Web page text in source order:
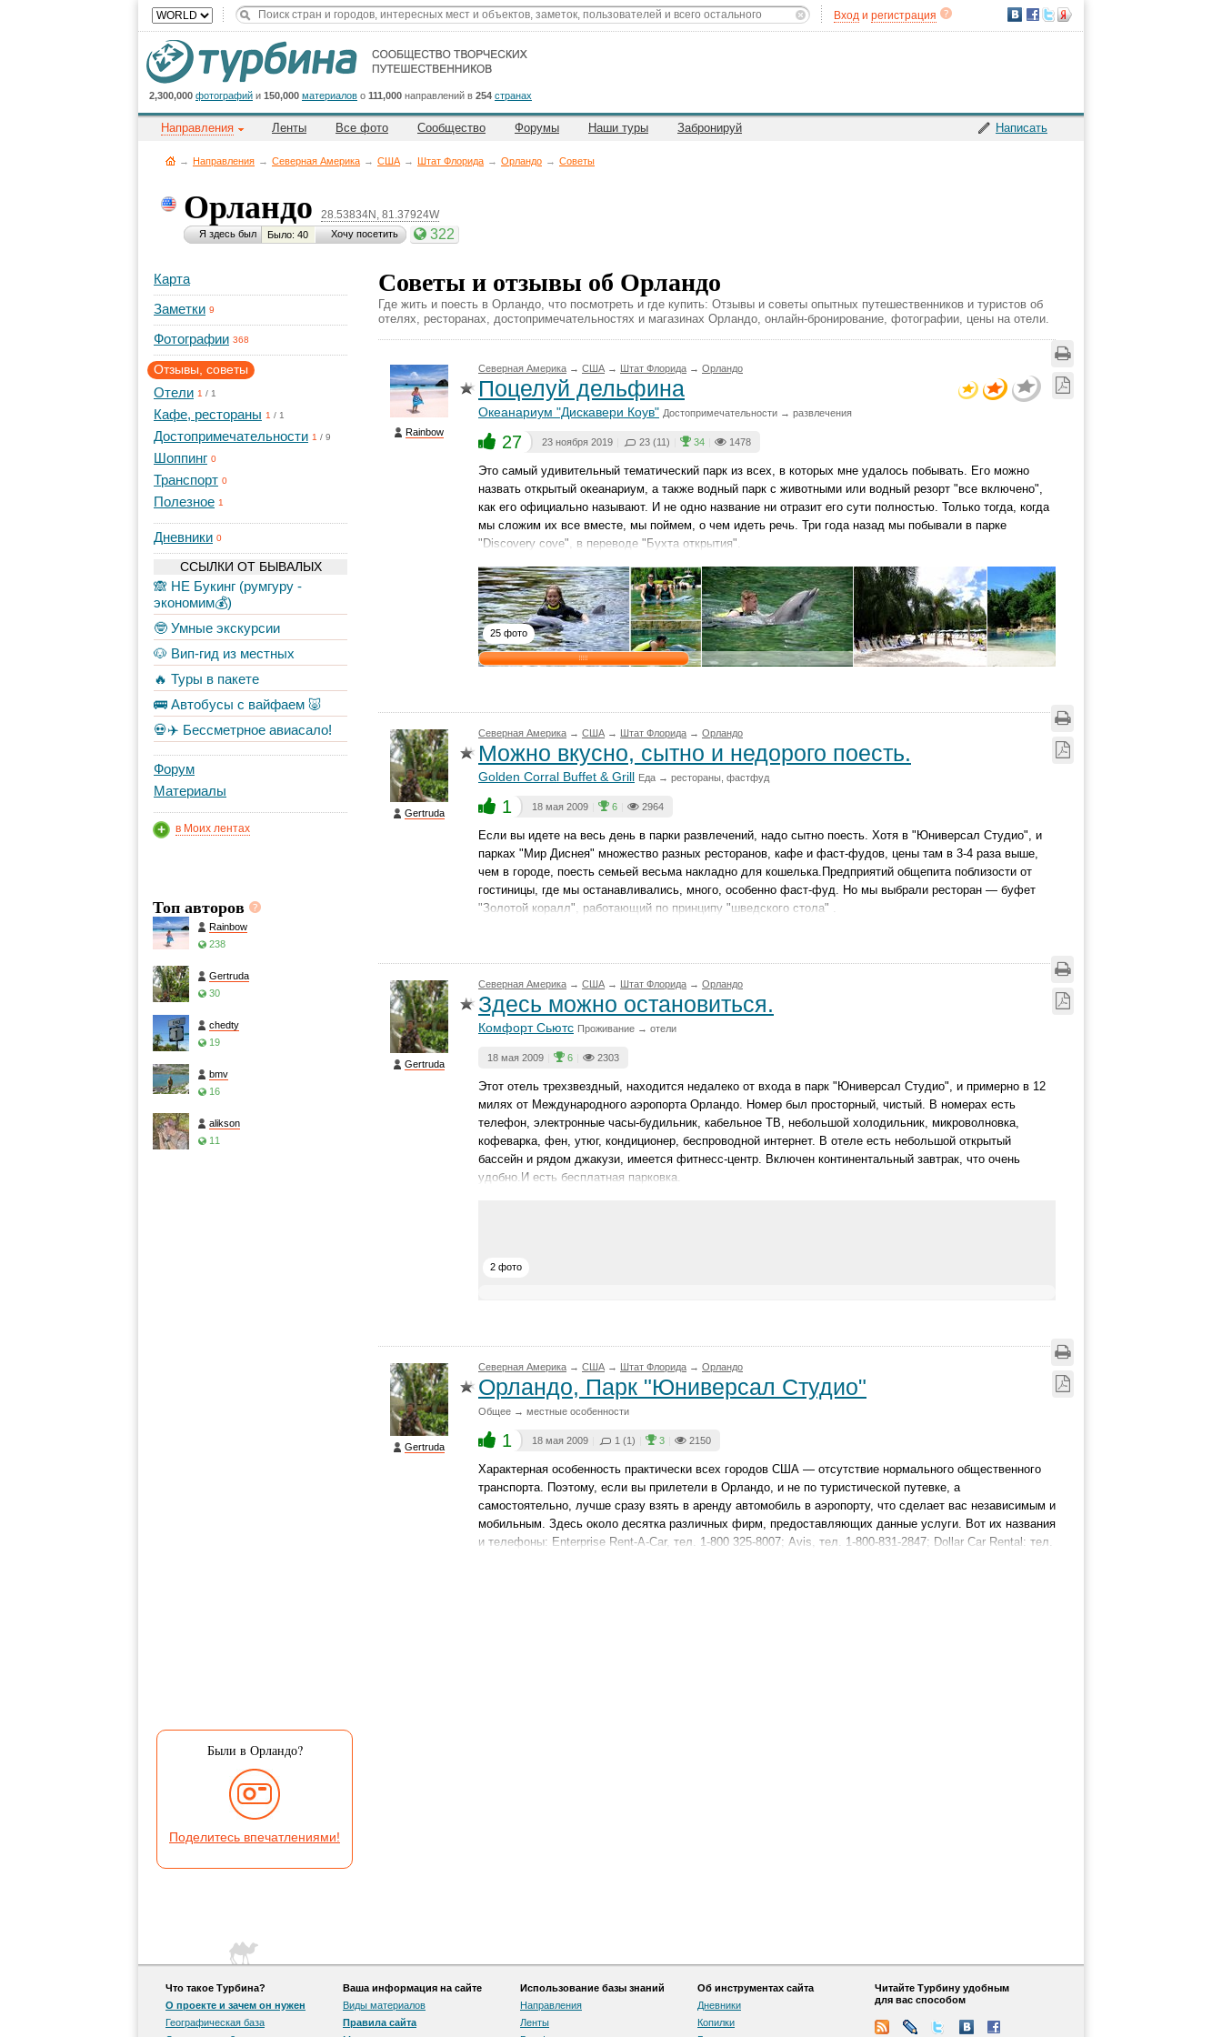
Вход и регистрация
2,300,000 фотографий и 150,000 материалов о 111,000 направлений в 254 странах
Написать
Направления Ленты Все фото Сообщество Форумы Наши туры Забронируй
→ Направления → Северная Америка → CША → Штат Флорида → Орландо → Советы
Орландо 28.53834N, 81.37924W
Я здесь был Было: 40 Хочу посетить 322
Карта
Заметки 9
Фотографии 368
Отзывы, советы
Отели 1 / 1
Кафе, рестораны 1 / 1
Достопримечательности 1 / 9
Шоппинг 0
Транспорт 0
Полезное 1
Дневники 0
ССЫЛКИ ОТ БЫВАЛЫХ
🙈 НЕ Букинг (румгуру -
экономим💰)
🤓 Умные экскурсии
🐶 Вип-гид из местных
🔥 Туры в пакете
🚌 Автобусы с вайфаем 🐷
💀✈️ Бессметрное авиасало!
Форум
Материалы
в Моих лентах
Топ авторов
Rainbow
238
Gertruda
30
chedty
19
bmv
16
alikson
11
Были в Орландо?
Поделитесь впечатлениями!
Советы и отзывы об Орландо
Где жить и поесть в Орландо, что посмотреть и где купить: Отзывы и советы опытных путешественников и туристов об
отелях, ресторанах, достопримечательностях и магазинах Орландо, онлайн-бронирование, фотографии, цены на отели.
Rainbow
Северная Америка → CША → Штат Флорида → Орландо
Поцелуй дельфина
Океанариум "Дискавери Коув" Достопримечательности → развлечения
27 23 ноября 2019 23 (11) 34 1478
Это самый удивительный тематический парк из всех, в которых мне удалось побывать. Его можно
назвать открытый океанариум, а также водный парк с животными или водный резорт "все включено",
как его официально называют. И не одно название ни отразит его сути полностью. Только тогда, когда
мы сложим их все вместе, мы поймем, о чем идеть речь. Три года назад мы побывали в парке
"Discovery cove", в переводе "Бухта открытия".
25 фото
Gertruda
Северная Америка → CША → Штат Флорида → Орландо
Можно вкусно, сытно и недорого поесть.
Golden Corral Buffet & Grill Еда → рестораны, фастфуд
1 18 мая 2009 6 2964
Если вы идете на весь день в парки развлечений, надо сытно поесть. Хотя в "Юниверсал Студио", и
парках "Мир Диснея" множество разных ресторанов, кафе и фаст-фудов, цены там в 3-4 раза выше,
чем в городе, поесть семьей весьма накладно для кошелька.Предприятий общепита поблизости от
гостиницы, где мы останавливались, много, особенно фаст-фуд. Но мы выбрали ресторан — буфет
"Золотой коралл", работающий по принципу "шведского стола" .
Gertruda
Северная Америка → CША → Штат Флорида → Орландо
Здесь можно остановиться.
Комфорт Сьютс Проживание → отели
18 мая 2009 6 2303
Этот отель трехзвездный, находится недалеко от входа в парк "Юниверсал Студио", и примерно в 12
милях от Международного аэропорта Орландо. Номер был просторный, чистый. В номерах есть
телефон, электронные часы-будильник, кабельное ТВ, небольшой холодильник, микроволновка,
кофеварка, фен, утюг, кондиционер, беспроводной интернет. В отеле есть небольшой открытый
бассейн и рядом джакузи, имеется фитнесс-центр. Включен континентальный завтрак, что очень
удобно.И есть бесплатная парковка.
2 фото
Gertruda
Северная Америка → CША → Штат Флорида → Орландо
Орландо, Парк "Юниверсал Студио"
Общее → местные особенности
1 18 мая 2009 1 (1) 3 2150
Характерная особенность практически всех городов США — отсутствие нормального общественного
транспорта. Поэтому, если вы прилетели в Орландо, и не по туристической путевке, а
самостоятельно, лучше сразу взять в аренду автомобиль в аэропорту, что сделает вас независимым и
мобильным. Здесь около десятка различных фирм, предоставляющих данные услуги. Вот их названия
и телефоны: Enterprise Rent-A-Car, тел. 1-800 325-8007; Avis, тел. 1-800-831-2847; Dollar Car Rental: тел.
Что такое Турбина?
О проекте и зачем он нужен
Географическая база
Ваша информация на сайте
Виды материалов
Правила сайта
Использование базы знаний
Направления
Ленты
Об инструментах сайта
Дневники
Копилки
Читайте Турбину удобным
для вас способом